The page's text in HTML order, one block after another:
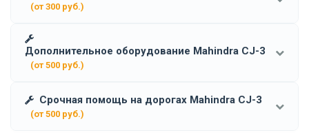
(от 300 руб.)
Дополнительное оборудование Mahindra CJ-3
(от 500 руб.)
Срочная помощь на дорогах Mahindra CJ-3
(от 500 руб.)